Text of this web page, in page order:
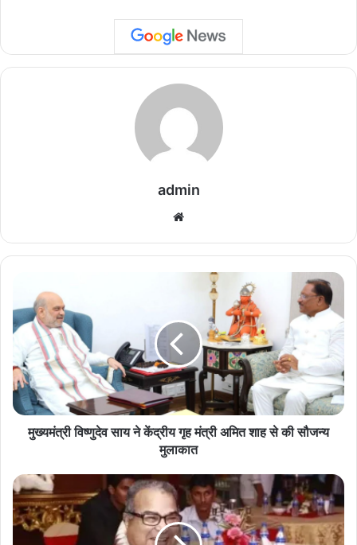
admin
te
मं
त्री
ष्णु
दे
व
सा
द्री
य
गृ
मुख्यमंत्री विष्णुदेव साय ने केंद्रीय गृह मंत्री अमित शाह से की सौजन्य
मुलाकात
म
हा
पौ